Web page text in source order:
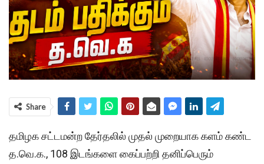
Share
தமிழக சட்டமன்ற தேர்தலில் முதல் முறையாக களம் கண்ட
த.வெ.க., 108 இடங்களை கைப்பற்றி தனிப்பெரும்